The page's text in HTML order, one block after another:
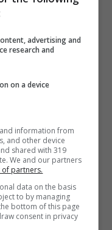
cosa
advertising and
research and
on a device
information from
and other device
shared with 319
We and our partners
of partners.
data on the basis
to by managing
bottom of this page
consent in privacy